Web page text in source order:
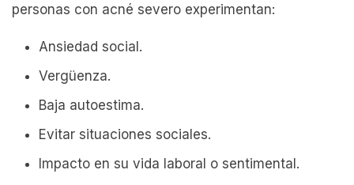
personas con acné severo experimentan:
Ansiedad social.
Vergüenza.
Baja autoestima.
Evitar situaciones sociales.
Impacto en su vida laboral o sentimental.